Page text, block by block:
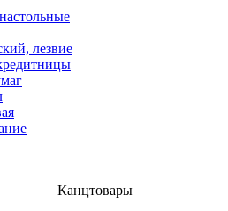
лезвие
Канцтовары